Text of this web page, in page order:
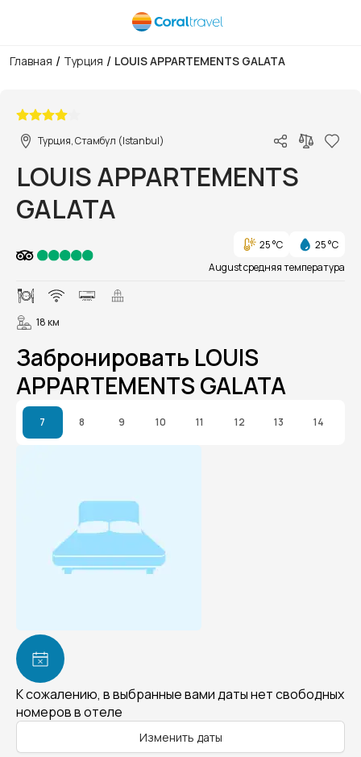
Главная / Турция / LOUIS APPARTEMENTS GALATA
Турция, Стамбул (Istanbul)
LOUIS APPARTEMENTS
GALATA
25 °C
25 °C
August средняя температура
18 км
Забронировать LOUIS
APPARTEMENTS GALATA
7 8 9 10 11 12 13 14
К сожалению, в выбранные вами даты нет свободных
номеров в отеле
Изменить даты